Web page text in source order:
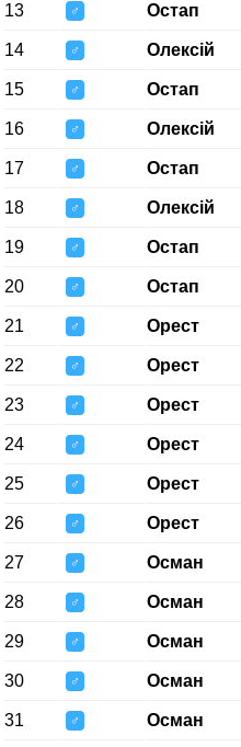
13 ♂ Остап
14 ♂ Олексій
15 ♂ Остап
16 ♂ Олексій
17 ♂ Остап
18 ♂ Олексій
19 ♂ Остап
20 ♂ Остап
21 ♂ Орест
22 ♂ Орест
23 ♂ Орест
24 ♂ Орест
25 ♂ Орест
26 ♂ Орест
27 ♂ Осман
28 ♂ Осман
29 ♂ Осман
30 ♂ Осман
31 ♂ Осман